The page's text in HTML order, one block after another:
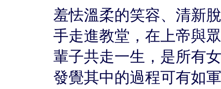
羞怯溫柔的笑容、清新
手走進教堂，在上帝與
輩子共走一生，是所有
發覺其中的過程可有如